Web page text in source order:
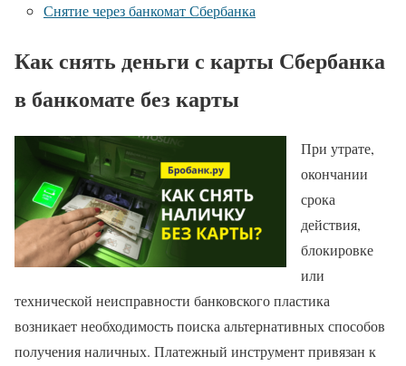
Снятие через банкомат Сбербанка
Как снять деньги с карты Сбербанка
в банкомате без карты
При утрате,
окончании
срока
действия,
блокировке
или
технической неисправности банковского пластика
возникает необходимость поиска альтернативных способов
получения наличных. Платежный инструмент привязан к